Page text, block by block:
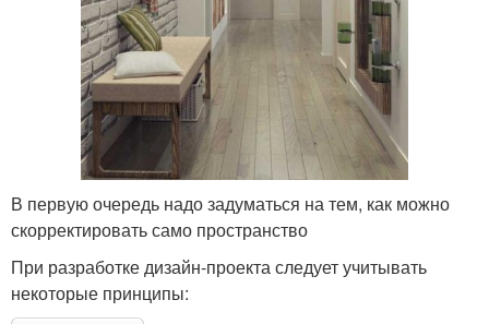
В первую очередь надо задуматься на тем, как можно
скорректировать само пространство
При разработке дизайн-проекта следует учитывать
некоторые принципы: